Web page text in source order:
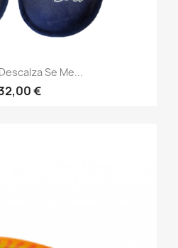
Se Me...
€